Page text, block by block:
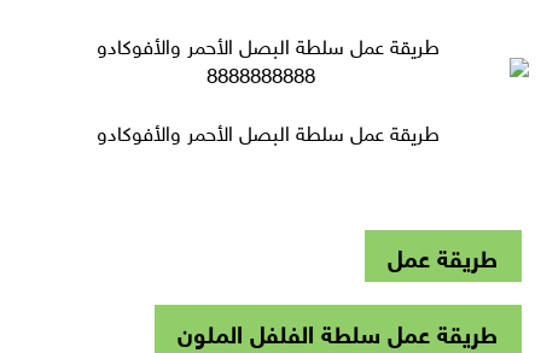
طريقة عمل سلطة البصل الأحمر والأفوكادو
طريقة عمل سلطة البصل الأحمر والأفوكادو
طريقة عمل
طريقة عمل سلطة الفلفل الملون